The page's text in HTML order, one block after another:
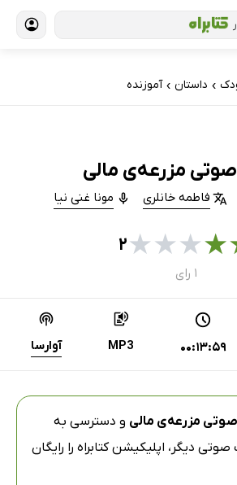
› داستان › آموزنده
مزرعه‌ی مالی
فاطمه خانلری مونا غنی نیا
★
★
★
★۲
۱ رای
00:13:59
MP3 آوارسا
مزرعه‌ی مالی و دسترسی به
صوتی دیگر، اپلیکیشن کتابراه را رایگان